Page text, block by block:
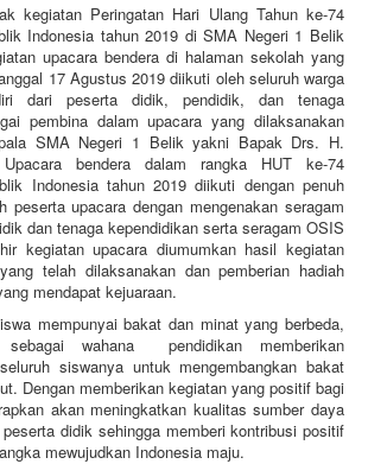
Peringatan Hari Ulang Tahun ke-74
Indonesia tahun 2019 di SMA Negeri 1 Belik
upacara bendera di halaman sekolah yang
17 Agustus 2019 diikuti oleh seluruh warga
dari peserta didik, pendidik, dan tenaga
pembina dalam upacara yang dilaksanakan
SMA Negeri 1 Belik yakni Bapak Drs. H.
bendera dalam rangka HUT ke-74
Indonesia tahun 2019 diikuti dengan penuh
peserta upacara dengan mengenakan seragam
dan tenaga kependidikan serta seragam OSIS
kegiatan upacara diumumkan hasil kegiatan
telah dilaksanakan dan pemberian hadiah
mendapat kejuaraan.
bakat dan minat yang berbeda,
sebagai wahana pendidikan memberikan
siswanya untuk mengembangkan bakat
Dengan memberikan kegiatan yang positif bagi
akan meningkatkan kualitas sumber daya
didik sehingga memberi kontribusi positif
mewujudkan Indonesia maju.